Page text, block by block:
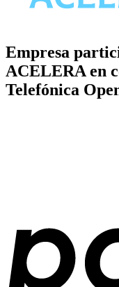
Empresa
ACELERA en
Telefónica